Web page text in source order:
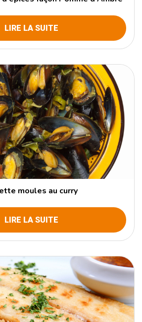
LIRE LA SUITE
moules au curry
LIRE LA SUITE